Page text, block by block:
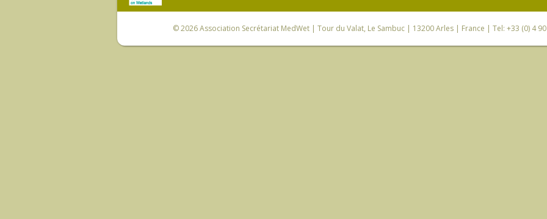
© 2026Association Secrétariat MedWet | Tour du Valat, Le Sambuc | 13200 Arles | France | Tel: +33 (0) 4